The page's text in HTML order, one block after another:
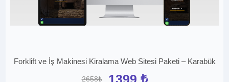
Forklift ve İş Makinesi Kiralama Web Sitesi Paketi – Karabük
2658₺ 1399 ₺